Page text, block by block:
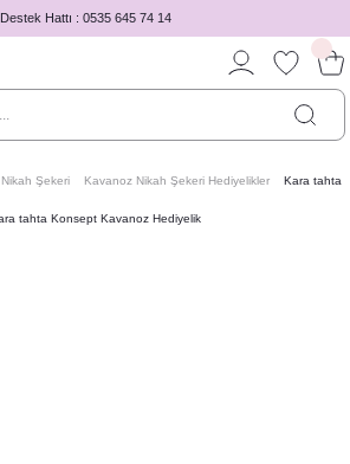
Destek Hattı : 0535 645 74 14
Nikah Şekeri Kavanoz Nikah Şekeri Hediyelikler Kara tahta